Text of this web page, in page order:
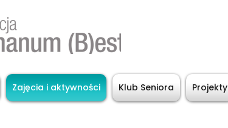
Zajęcia i aktywności Klub Seniora Projekty